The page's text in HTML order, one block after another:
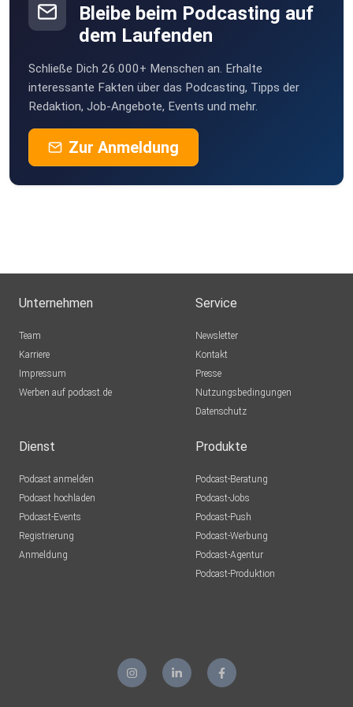
Bleibe beim Podcasting auf
dem Laufenden
Schließe Dich 26.000+ Menschen an. Erhalte
interessante Fakten über das Podcasting, Tipps der
Redaktion, Job-Angebote, Events und mehr.
Zur Anmeldung
Unternehmen
Team
Karriere
Impressum
Werben auf podcast.de
Service
Newsletter
Kontakt
Presse
Nutzungsbedingungen
Datenschutz
Dienst
Podcast anmelden
Podcast hochladen
Podcast-Events
Registrierung
Anmeldung
Produkte
Podcast-Beratung
Podcast-Jobs
Podcast-Push
Podcast-Werbung
Podcast-Agentur
Podcast-Produktion